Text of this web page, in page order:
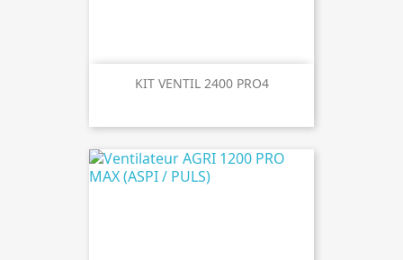
KIT VENTIL 2400 PRO4